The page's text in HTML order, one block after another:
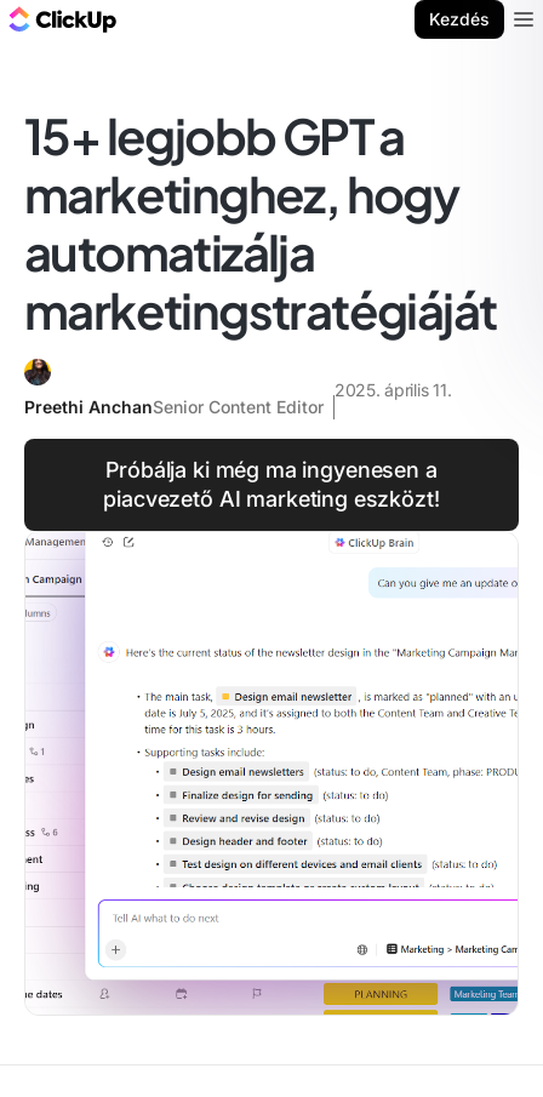
Kezdés
15+ legjobb GPT a
marketinghez, hogy
automatizálja
marketingstratégiáját
Preethi AnchanSenior Content Editor
2025. április 11.
Próbálja ki még ma ingyenesen a
piacvezető AI marketing eszközt!